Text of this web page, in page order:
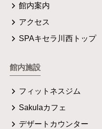
館内案内
アクセス
SPAキセラ川西トップ
館内施設
フィットネスジム
Sakulaカフェ
デザートカウンター